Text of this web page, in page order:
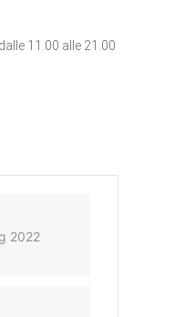
dalle 11.00 alle 21.00
2022